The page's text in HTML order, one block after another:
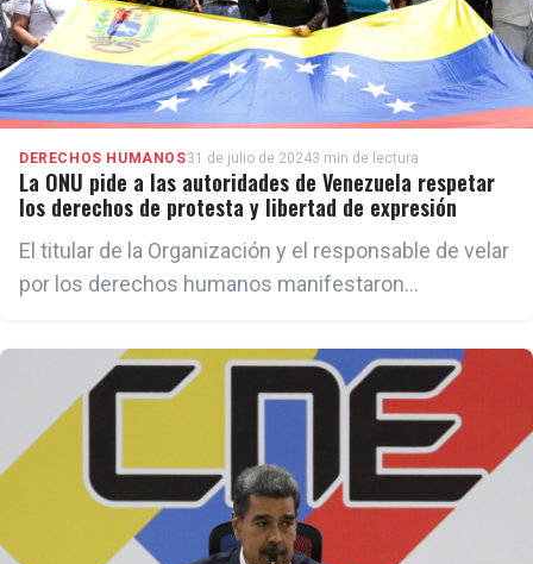
DERECHOS HUMANOS31 de julio de 20243 min de lectura
La ONU pide a las autoridades de Venezuela respetar
los derechos de protesta y libertad de expresión
El titular de la Organización y el responsable de velar
por los derechos humanos manifestaron
protestas en distintas partes de Venezuela tras las
elecciones del domingo